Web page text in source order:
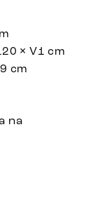
× V1 cm
cm
na